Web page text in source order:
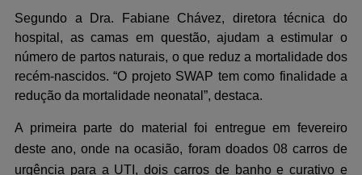
Segundo a Dra. Fabiane Chávez, diretora técnica do
hospital, as camas em questão, ajudam a estimular o
número de partos naturais, o que reduz a mortalidade dos
recém-nascidos. “O projeto SWAP tem como finalidade a
redução da mortalidade neonatal”, destaca.
A primeira parte do materialfoi entregueem fevereiro
deste ano,onde na ocasião, foram doados 08 carros de
urgência para a UTI, dois carros de banho e curativo e